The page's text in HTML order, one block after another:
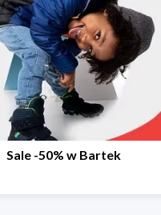
Sale -50% w Bartek